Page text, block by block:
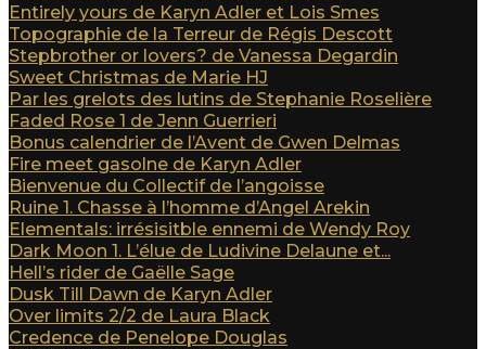
Entirely yours de Karyn Adler et Lois Smes
Topographie de la Terreur de Régis Descott
Stepbrother or lovers? de Vanessa Degardin
Sweet Christmas de Marie HJ
Par les grelots des lutins de Stephanie Roselière
Faded Rose 1 de Jenn Guerrieri
Bonus calendrier de l’Avent de Gwen Delmas
Fire meet gasolne de Karyn Adler
Bienvenue du Collectif de l’angoisse
Ruine 1. Chasse à l’homme d’Angel Arekin
Elementals: irrésisitble ennemi de Wendy Roy
Dark Moon 1. L’élue de Ludivine Delaune et...
Hell’s rider de Gaëlle Sage
Dusk Till Dawn de Karyn Adler
Over limits 2/2 de Laura Black
Credence de Penelope Douglas